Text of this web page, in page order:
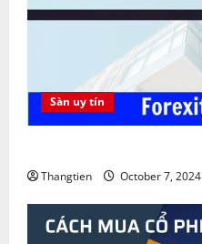
Sàn uy tín
Thangtien October 7, 2024